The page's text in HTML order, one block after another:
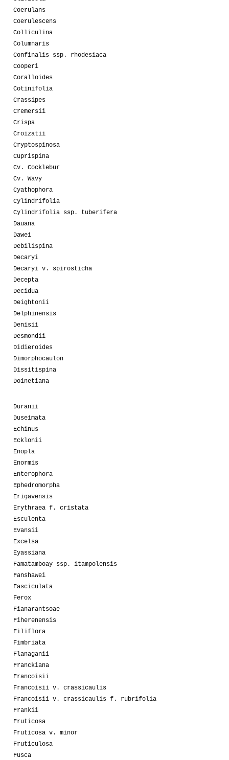
Coerulans
Coerulescens
Colliculina
Columnaris
Confinalis ssp. rhodesiaca
Cooperi
Coralloides
Cotinifolia
Crassipes
Cremersii
Crispa
Croizatii
Cryptospinosa
Cuprispina
Cv. Cocklebur
Cv. Wavy
Cyathophora
Cylindrifolia
Cylindrifolia ssp. tuberifera
Dauana
Dawei
Debilispina
Decaryi
Decaryi v. spirosticha
Decepta
Decidua
Deightonii
Delphinensis
Denisii
Desmondii
Didieroides
Dimorphocaulon
Dissitispina
Doinetiana
Duranii
Duseimata
Echinus
Ecklonii
Enopla
Enormis
Enterophora
Ephedromorpha
Erigavensis
Erythraea f. cristata
Esculenta
Evansii
Excelsa
Eyassiana
Famatamboay ssp. itampolensis
Fanshawei
Fasciculata
Ferox
Fianarantsoae
Fiherenensis
Filiflora
Fimbriata
Flanaganii
Franckiana
Francoisii
Francoisii v. crassicaulis
Francoisii v. crassicaulis f. rubrifolia
Frankii
Fruticosa
Fruticosa v. minor
Fruticulosa
Fusca